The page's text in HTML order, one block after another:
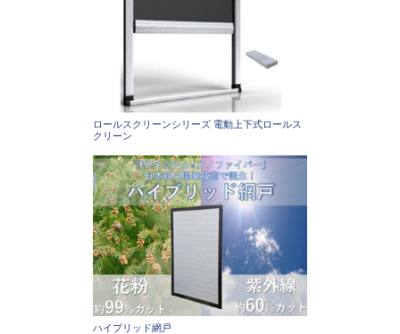
ロールスクリーンシリーズ 電動上下式ロールス
クリーン
ハイブリッド網戸